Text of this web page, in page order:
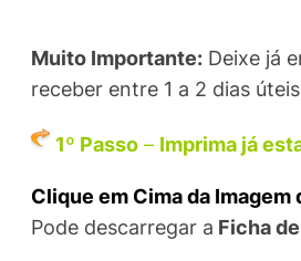
Muito Importante: Deixe já
receber entre 1 a 2 dias úteis
1º Passo – Imprima já
Clique em Cima da
Pode descarregar a Ficha